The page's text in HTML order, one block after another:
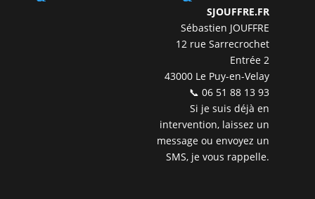
SJOUFFRE.FR
Sébastien JOUFFRE
12 rue Sarrecrochet
Entrée 2
43000 Le Puy-en-Velay
📞 06 51 88 13 93
Si je suis déjà en
intervention, laissez un
message ou envoyez un
SMS, je vous rappelle.